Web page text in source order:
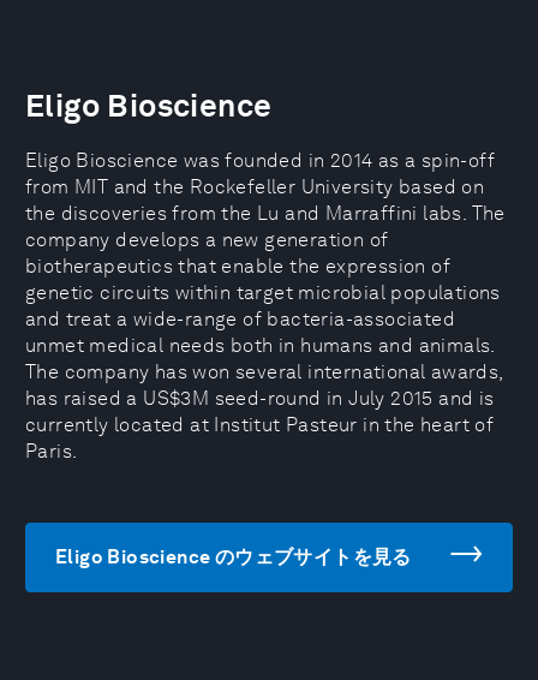
Eligo Bioscience
Eligo Bioscience was founded in 2014 as a spin-off
from MIT and the Rockefeller University based on
the discoveries from the Lu and Marraffini labs. The
company develops a new generation of
biotherapeutics that enable the expression of
genetic circuits within target microbial populations
and treat a wide-range of bacteria-associated
unmet medical needs both in humans and animals.
The company has won several international awards,
has raised a US$3M seed-round in July 2015 and is
currently located at Institut Pasteur in the heart of
Paris.
Eligo Bioscience のウェブサイトを見る